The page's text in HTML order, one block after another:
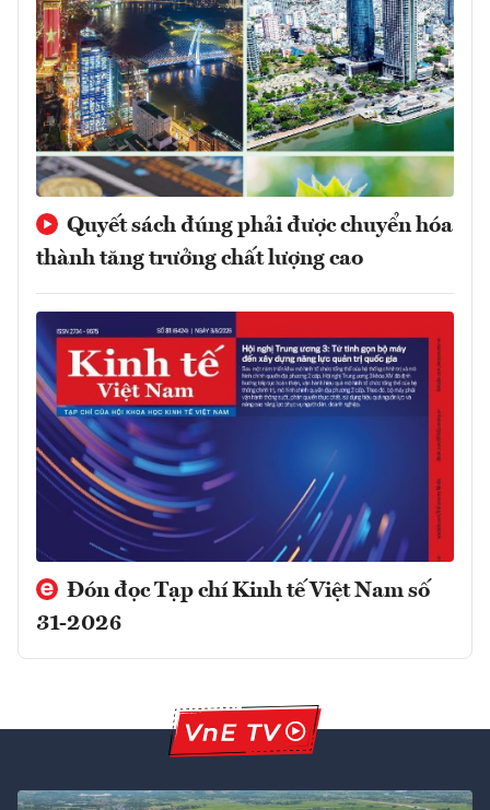
Quyết sách đúng phải được chuyển hóa
thành tăng trưởng chất lượng cao
Đón đọc Tạp chí Kinh tế Việt Nam số
31-2026